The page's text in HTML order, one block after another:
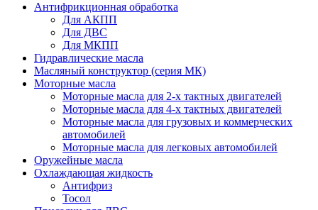
Антифрикционная обработка
Для АКПП
Для ДВС
Для МКПП
Гидравлические масла
Масляный конструктор (серия МК)
Моторные масла
Моторные масла для 2-х тактных двигателей
Моторные масла для 4-х тактных двигателей
Моторные масла для грузовых и коммерческих
автомобилей
Моторные масла для легковых автомобилей
Оружейные масла
Охлаждающая жидкость
Антифриз
Тосол